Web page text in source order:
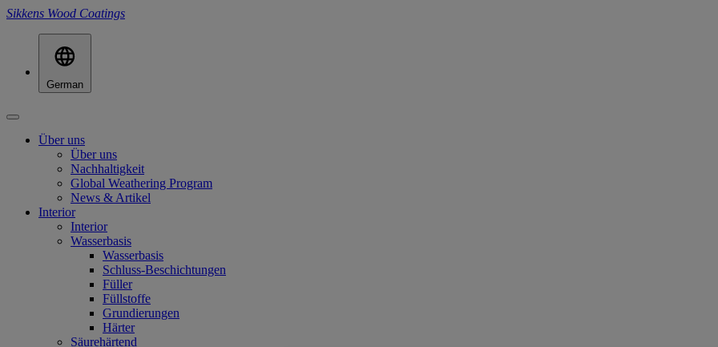
Sikkens Wood Coatings
German
Über uns
Über uns
Nachhaltigkeit
Global Weathering Program
News & Artikel
Interior
Interior
Wasserbasis
Wasserbasis
Schluss-Beschichtungen
Füller
Füllstoffe
Grundierungen
Härter
Säurehärtend